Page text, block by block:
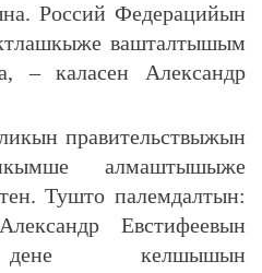
Россий Федерацийын
вашталтышым
– каласен Александр
правительствыжын
алмаштышыже
Тушто палемдалтын:
Евстифеевын
келшышын